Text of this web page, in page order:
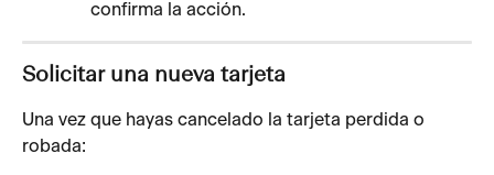
confirma la acción.
Solicitar una nueva tarjeta
Una vez que hayas cancelado la tarjeta perdida o
robada: